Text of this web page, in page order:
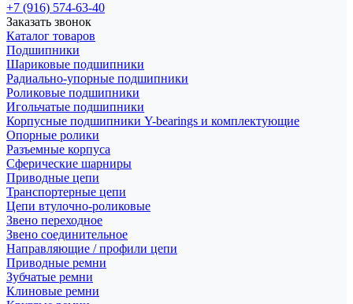
+7 (916) 574-63-40
Заказать звонок
Каталог товаров
Подшипники
Шариковые подшипники
Радиально-упорные подшипники
Роликовые подшипники
Игольчатые подшипники
Корпусные подшипники Y-bearings и комплектующие
Опорные ролики
Разъемные корпуса
Сферические шарниры
Приводные цепи
Транспортерные цепи
Цепи втулочно-роликовые
Звено переходное
Звено соединительное
Направляющие / профили цепи
Приводные ремни
Зубчатые ремни
Клиновые ремни